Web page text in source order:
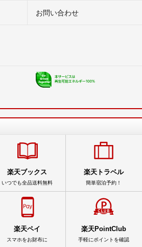
お問い合わせ
楽天ブックス
いつでも全品送料無料
楽天トラベル
簡単宿泊予約！
楽天ペイ
スマホをお財布に
楽天PointClub
手軽にポイントを確認